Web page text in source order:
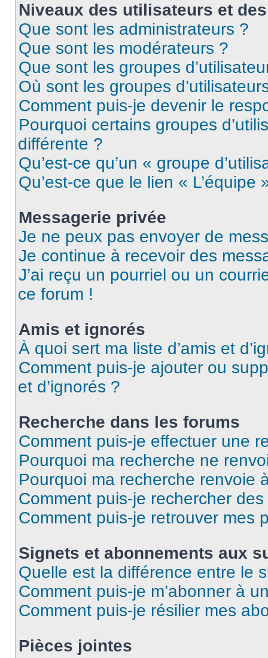
Niveaux des utilisateurs et
Que sont les administrateurs ?
Que sont les modérateurs ?
Que sont les groupes
Où sont les groupes
Comment puis-je devenir le
Pourquoi certains groupes
différente ?
Qu’est-ce qu’un « groupe
Qu’est-ce que le lien « L’équipe
Messagerie privée
Je ne peux pas envoyer de
Je continue à recevoir des
J’ai reçu un pourriel ou un
ce forum !
Amis et ignorés
À quoi sert ma liste d’amis et
Comment puis-je ajouter ou
et d’ignorés ?
Recherche dans les forums
Comment puis-je effectuer une
Pourquoi ma recherche ne
Pourquoi ma recherche renvoie
Comment puis-je rechercher
Comment puis-je retrouver mes
Signets et abonnements aux
Quelle est la différence entre le
Comment puis-je m’abonner à
Comment puis-je résilier mes
Pièces jointes